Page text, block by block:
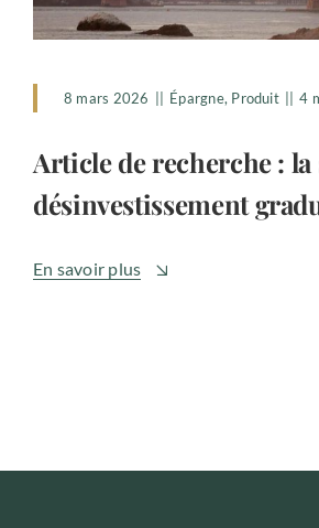
8 mars 2026 Épargne, Produit 4
Article de recherche : la
désinvestissement
En savoir plus